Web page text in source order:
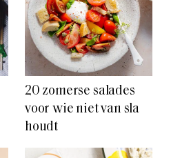
20 zomerse salades
voor wie niet van sla
houdt